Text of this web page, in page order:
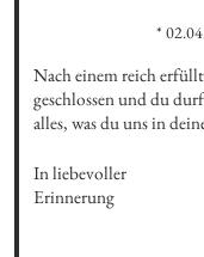
*
Nach einem reich
geschlossen und du
alles, was du uns in
In liebevoller
Erinnerung